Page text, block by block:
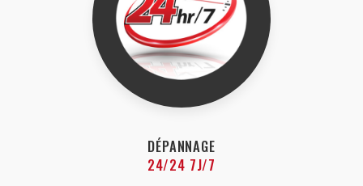
DÉPANNAGE
24/24 7J/7